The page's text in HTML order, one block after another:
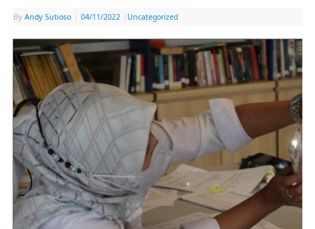
By Andy Sutioso 04/11/2022 Uncategorized